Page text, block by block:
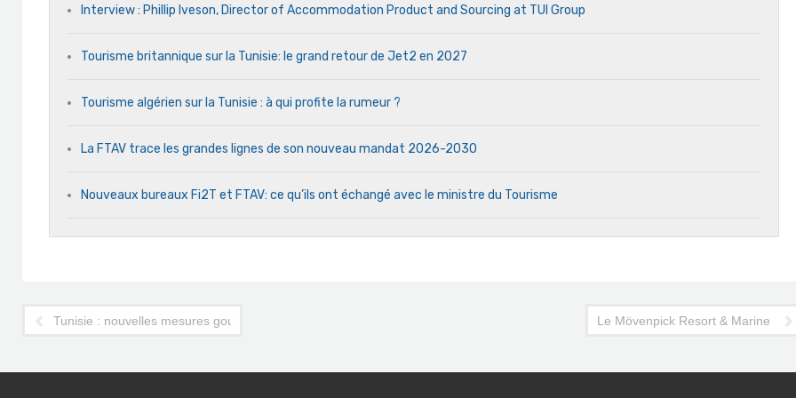
Interview : Phillip Iveson, Director of Accommodation Product and Sourcing at TUI Group
Tourisme britannique sur la Tunisie: le grand retour de Jet2 en 2027
Tourisme algérien sur la Tunisie : à qui profite la rumeur ?
La FTAV trace les grandes lignes de son nouveau mandat 2026-2030
Nouveaux bureaux Fi2T et FTAV: ce qu’ils ont échangé avec le ministre du Tourisme
Tunisie : nouvelles mesures gouvernementales en faveur du tourisme Le Mövenpick Resort & Marine